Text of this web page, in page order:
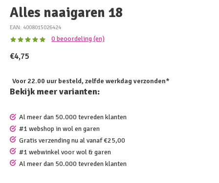
Alles naaigaren 18
EAN: 4008015026424
0 beoordeling (en)
€4,75
Voor 22.00 uur besteld, zelfde werkdag verzonden*
Bekijk meer varianten:
Al meer dan 50.000 tevreden klanten
#1 webshop in wol en garen
Gratis verzending nu al vanaf €25,00
#1 webwinkel voor wol & garen
Al meer dan 50.000 tevreden klanten